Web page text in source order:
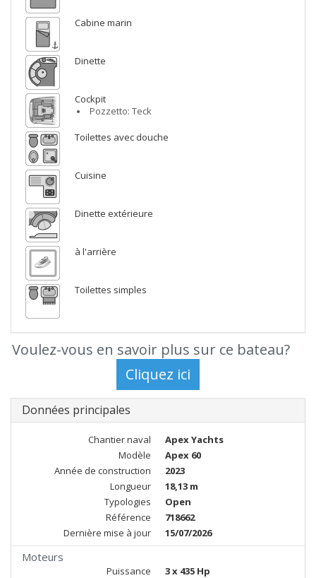
Cabine marin
Dinette
Cockpit
Pozzetto: Teck
Toilettes avec douche
Cuisine
Dinette extérieure
à l'arrière
Toilettes simples
Voulez-vous en savoir plus sur ce bateau?
Données principales
Chantier naval
Apex Yachts
Modèle
Apex 60
Année de construction
2023
Longueur
18,13 m
Typologies
Open
Référence
718662
Dernière mise à jour
15/07/2026
Moteurs
Puissance
3 x 435 Hp